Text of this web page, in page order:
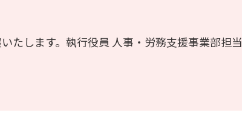
いたします。執行役員 人事・労務支援事業部担